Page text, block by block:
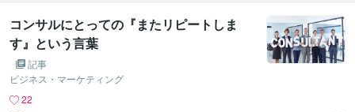
コンサルにとっての『またリピートしま
す』という言葉
記事
ビジネス・マーケティング
22